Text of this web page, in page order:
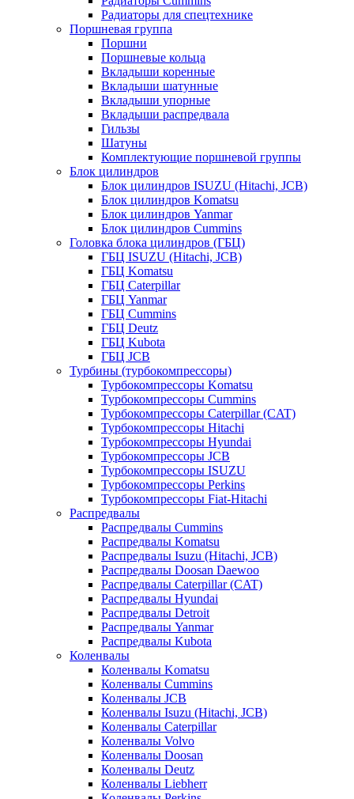
Радиаторы для спецтехнике
Поршневая группа
Поршни
Поршневые кольца
Вкладыши коренные
Вкладыши шатунные
Вкладыши упорные
Вкладыши распредвала
Гильзы
Шатуны
Комплектующие поршневой группы
Блок цилиндров
Блок цилиндров ISUZU (Hitachi, JCB)
Блок цилиндров Komatsu
Блок цилиндров Yanmar
Блок цилиндров Cummins
Головка блока цилиндров (ГБЦ)
ГБЦ ISUZU (Hitachi, JCB)
ГБЦ Komatsu
ГБЦ Caterpillar
ГБЦ Yanmar
ГБЦ Cummins
ГБЦ Deutz
ГБЦ Kubota
ГБЦ JCB
Турбины (турбокомпрессоры)
Турбокомпрессоры Komatsu
Турбокомпрессоры Cummins
Турбокомпрессоры Caterpillar (CAT)
Турбокомпрессоры Hitachi
Турбокомпрессоры Hyundai
Турбокомпрессоры JCB
Турбокомпрессоры ISUZU
Турбокомпрессоры Perkins
Турбокомпрессоры Fiat-Hitachi
Распредвалы
Распредвалы Cummins
Распредвалы Komatsu
Распредвалы Isuzu (Hitachi, JCB)
Распредвалы Doosan Daewoo
Распредвалы Caterpillar (CAT)
Распредвалы Hyundai
Распредвалы Detroit
Распредвалы Yanmar
Распредвалы Kubota
Коленвалы
Коленвалы Komatsu
Коленвалы Cummins
Коленвалы JCB
Коленвалы Isuzu (Hitachi, JCB)
Коленвалы Caterpillar
Коленвалы Volvo
Коленвалы Doosan
Коленвалы Deutz
Коленвалы Liebherr